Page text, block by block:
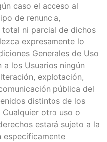
caso el acceso al
de renuncia,
ni parcial de dichos
expresamente lo
Generales de Uso
a los Usuarios ningún
explotación,
pública del
distintos de los
Cualquier otro uso o
estará sujeto a la
específicamente